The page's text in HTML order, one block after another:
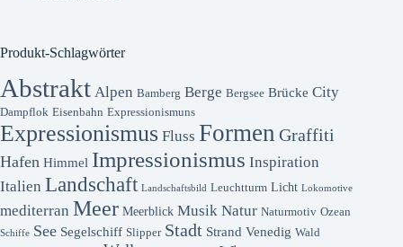
Produkt-Schlagwörter
Abstrakt Alpen Bamberg Berge Bergsee Brücke City
Dampflok Eisenbahn Expressionismuns
Expressionismus Fluss Formen Graffiti
Hafen Himmel Impressionismus Inspiration
Italien Landschaft Landschaftsbild Leuchtturm Licht Lokomotive
mediterran Meer Meerblick Musik Natur Naturmotiv Ozean
Schiffe See Segelschiff Slipper Stadt Strand Venedig Wald